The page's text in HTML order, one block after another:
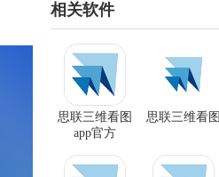
相关软件
思联三维看图
思联三维看图
app官方